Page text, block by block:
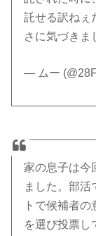
託せる訳ねぇ
さに気づきま
— ムー
家の息子は今
ました。部活
トで候補者
を選び投票し